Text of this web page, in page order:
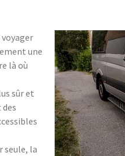
voyager
une
là où
sûr et
seule, la